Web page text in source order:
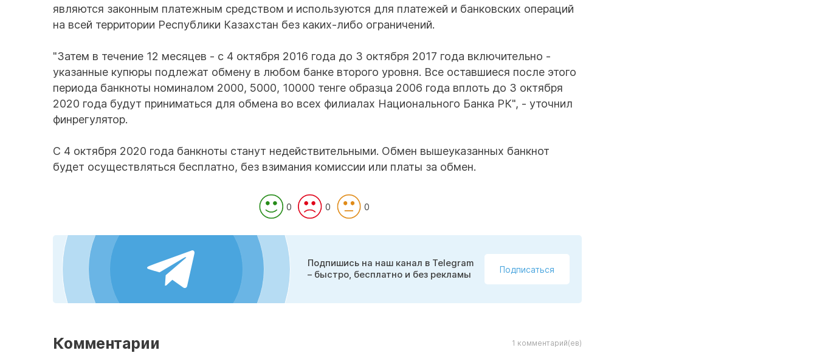
являются законным платежным средством и используются для платежей и банковских операций
на всей территории Республики Казахстан без каких-либо ограничений.
"Затем в течение 12 месяцев - с 4 октября 2016 года до 3 октября 2017 года включительно -
указанные купюры подлежат обмену в любом банке второго уровня. Все оставшиеся после этого
периода банкноты номиналом 2000, 5000, 10000 тенге образца 2006 года вплоть до 3 октября
2020 года будут приниматься для обмена во всех филиалах Национального Банка РК", - уточнил
финрегулятор.
С 4 октября 2020 года банкноты станут недействительными. Обмен вышеуказанных банкнот
будет осуществляться бесплатно, без взимания комиссии или платы за обмен.
0 0 0
Подпишись на наш канал в Telegram
– быстро, бесплатно и без рекламы
Подписаться
Комментарии 1 комментарий(ев)